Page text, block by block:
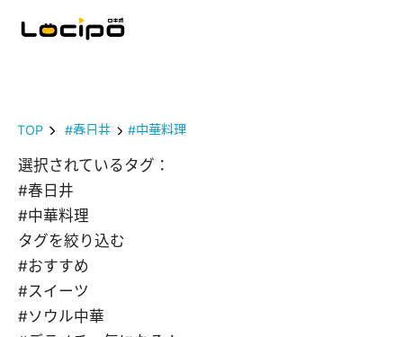
TOP #春日井 #中華料理
選択されているタグ：
#春日井
#中華料理
タグを絞り込む
#おすすめ
#スイーツ
#ソウル中華